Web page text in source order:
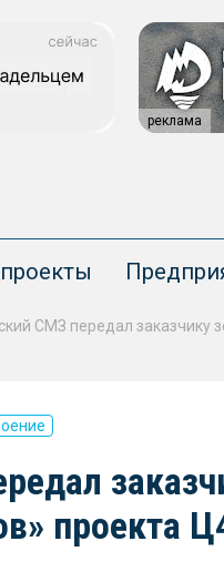
реклама
проекта